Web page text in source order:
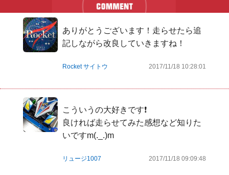
ありがとうございます！走らせたら追
記しながら改良していきますね！
Rocket サイトウ 2017/11/18 10:28:01
こういうの大好きです❗
良ければ走らせてみた感想など知りた
いですm(._.)m
リュージ1007 2017/11/18 09:09:48